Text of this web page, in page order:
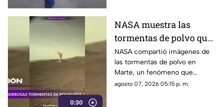
0:30
NASA muestra las
tormentas de polvo que
cubren Marte
NASA compartió imágenes de
las tormentas de polvo en
Marte, un fenómeno que
puede extenderse por miles de
agosto 07, 2026 05:15 p. m.